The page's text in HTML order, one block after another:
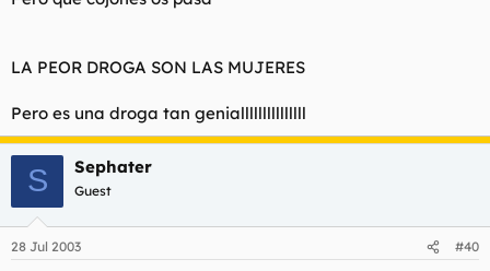
LA PEOR DROGA SON LAS MUJERES
Pero es una droga tan genialllllllllllllll
S Sephater
Guest
28 Jul 2003 #40